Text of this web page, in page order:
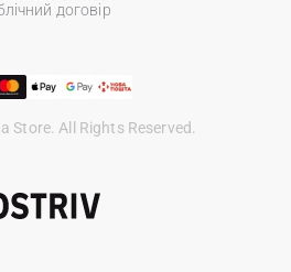
договір
Store. All Rights Reserved.